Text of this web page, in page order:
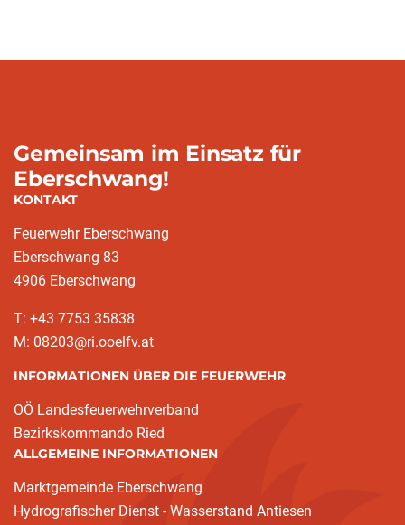
Gemeinsam im Einsatz für
Eberschwang!
KONTAKT
Feuerwehr Eberschwang
Eberschwang 83
4906 Eberschwang
T: +43 7753 35838
M: 08203@ri.ooelfv.at
INFORMATIONEN ÜBER DIE FEUERWEHR
OÖ Landesfeuerwehrverband
Bezirkskommando Ried
ALLGEMEINE INFORMATIONEN
Marktgemeinde Eberschwang
Hydrografischer Dienst - Wasserstand Antiesen